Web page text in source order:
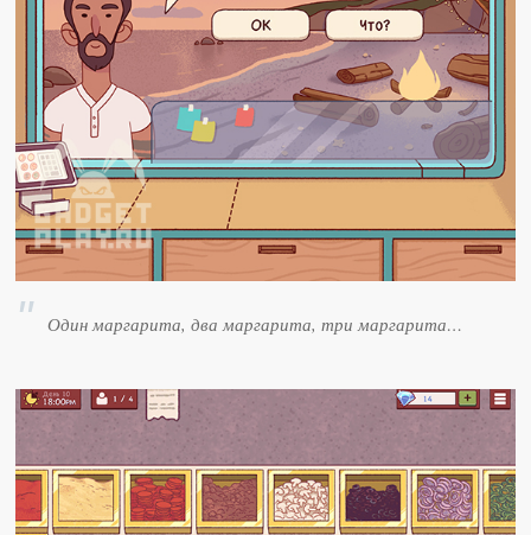
Один маргарита, два маргарита, три маргарита…